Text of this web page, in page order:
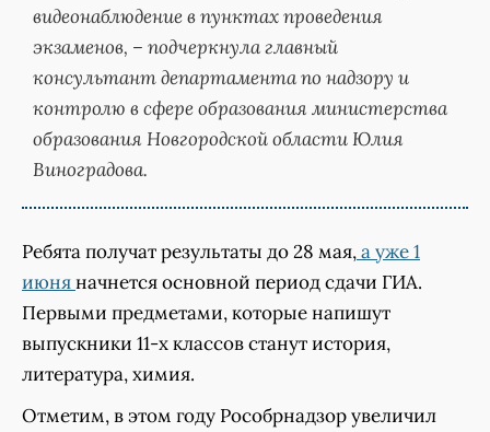
видеонаблюдение в пунктах проведения
экзаменов, – подчеркнула главный
консультант департамента по надзору и
контролю в сфере образования министерства
образования Новгородской области Юлия
Виноградова.
Ребята получат результаты до 28 мая,а уже 1
июняначнется основной период сдачи ГИА.
Первыми предметами, которые напишут
выпускники 11-х классов станут история,
литература, химия.
Отметим, в этом году Рособрнадзор увеличил